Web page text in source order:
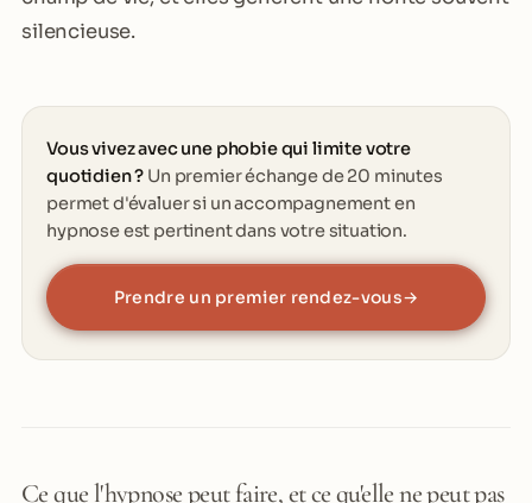
silencieuse.
Vous vivez avec une phobie qui limite votre
quotidien ? Un premier échange de 20 minutes
permet d'évaluer si un accompagnement en
hypnose est pertinent dans votre situation.
Prendre un premier rendez-vous→
Ce que l'hypnose peut faire, et ce qu'elle ne peut pas